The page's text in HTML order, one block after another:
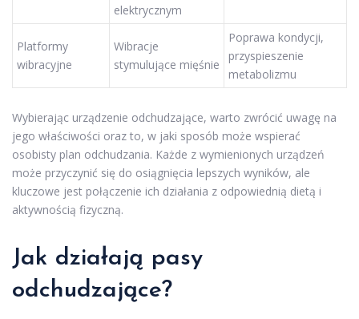
elektrycznym
Platformy
wibracyjne
Wibracje
stymulujące mięśnie
Poprawa kondycji,
przyspieszenie
metabolizmu
Wybierając urządzenie odchudzające, warto zwrócić uwagę na
jego właściwości oraz to, w jaki sposób może wspierać
osobisty plan odchudzania. Każde z wymienionych urządzeń
może przyczynić się do osiągnięcia lepszych wyników, ale
kluczowe jest połączenie ich działania z odpowiednią dietą i
aktywnością fizyczną.
Jak działają pasy
odchudzające?